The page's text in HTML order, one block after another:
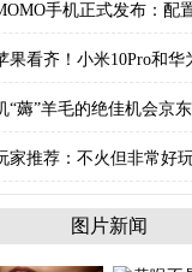
手机正式发布：配
果看齐！小米10Pro和华
“薅”羊毛的绝佳机会京
家推荐：不火但非常好
图片新闻